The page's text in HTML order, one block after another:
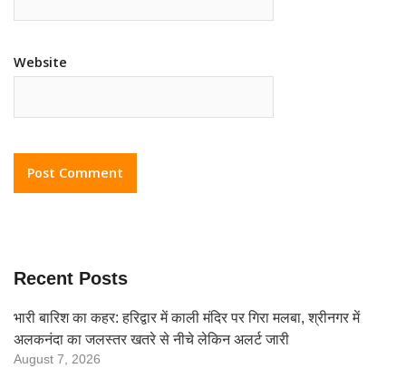
Website
Recent Posts
भारी बारिश का कहर: हरिद्वार में काली मंदिर पर गिरा मलबा, श्रीनगर में
अलकनंदा का जलस्तर खतरे से नीचे लेकिन अलर्ट जारी
August 7, 2026